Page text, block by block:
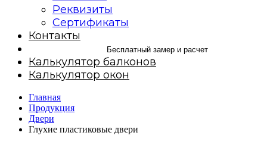
Реквизиты
Сертификаты
Контакты
Бесплатный замер и расчет
Калькулятор балконов
Калькулятор окон
Главная
Продукция
Двери
Глухие пластиковые двери